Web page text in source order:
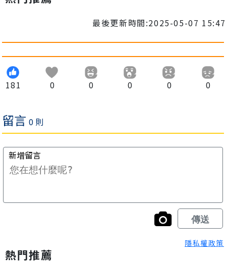
最後更新時間:2025-05-07 15:47
181 0 0 0 0 0
隱私權政策
熱門推薦